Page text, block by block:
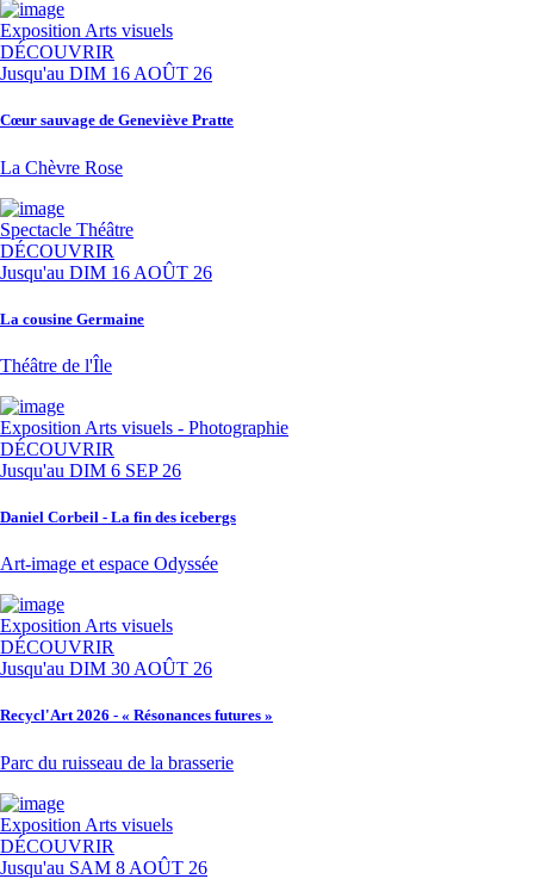
Exposition Arts visuels
DÉCOUVRIR
Jusqu'au DIM 16 AOÛT 26
Cœur sauvage de Geneviève Pratte
La Chèvre Rose
Spectacle Théâtre
DÉCOUVRIR
Jusqu'au DIM 16 AOÛT 26
La cousine Germaine
Théâtre de l'Île
Exposition Arts visuels - Photographie
DÉCOUVRIR
Jusqu'au DIM 6 SEP 26
Daniel Corbeil - La fin des icebergs
Art-image et espace Odyssée
Exposition Arts visuels
DÉCOUVRIR
Jusqu'au DIM 30 AOÛT 26
Recycl'Art 2026 - « Résonances futures »
Parc du ruisseau de la brasserie
Exposition Arts visuels
DÉCOUVRIR
Jusqu'au SAM 8 AOÛT 26